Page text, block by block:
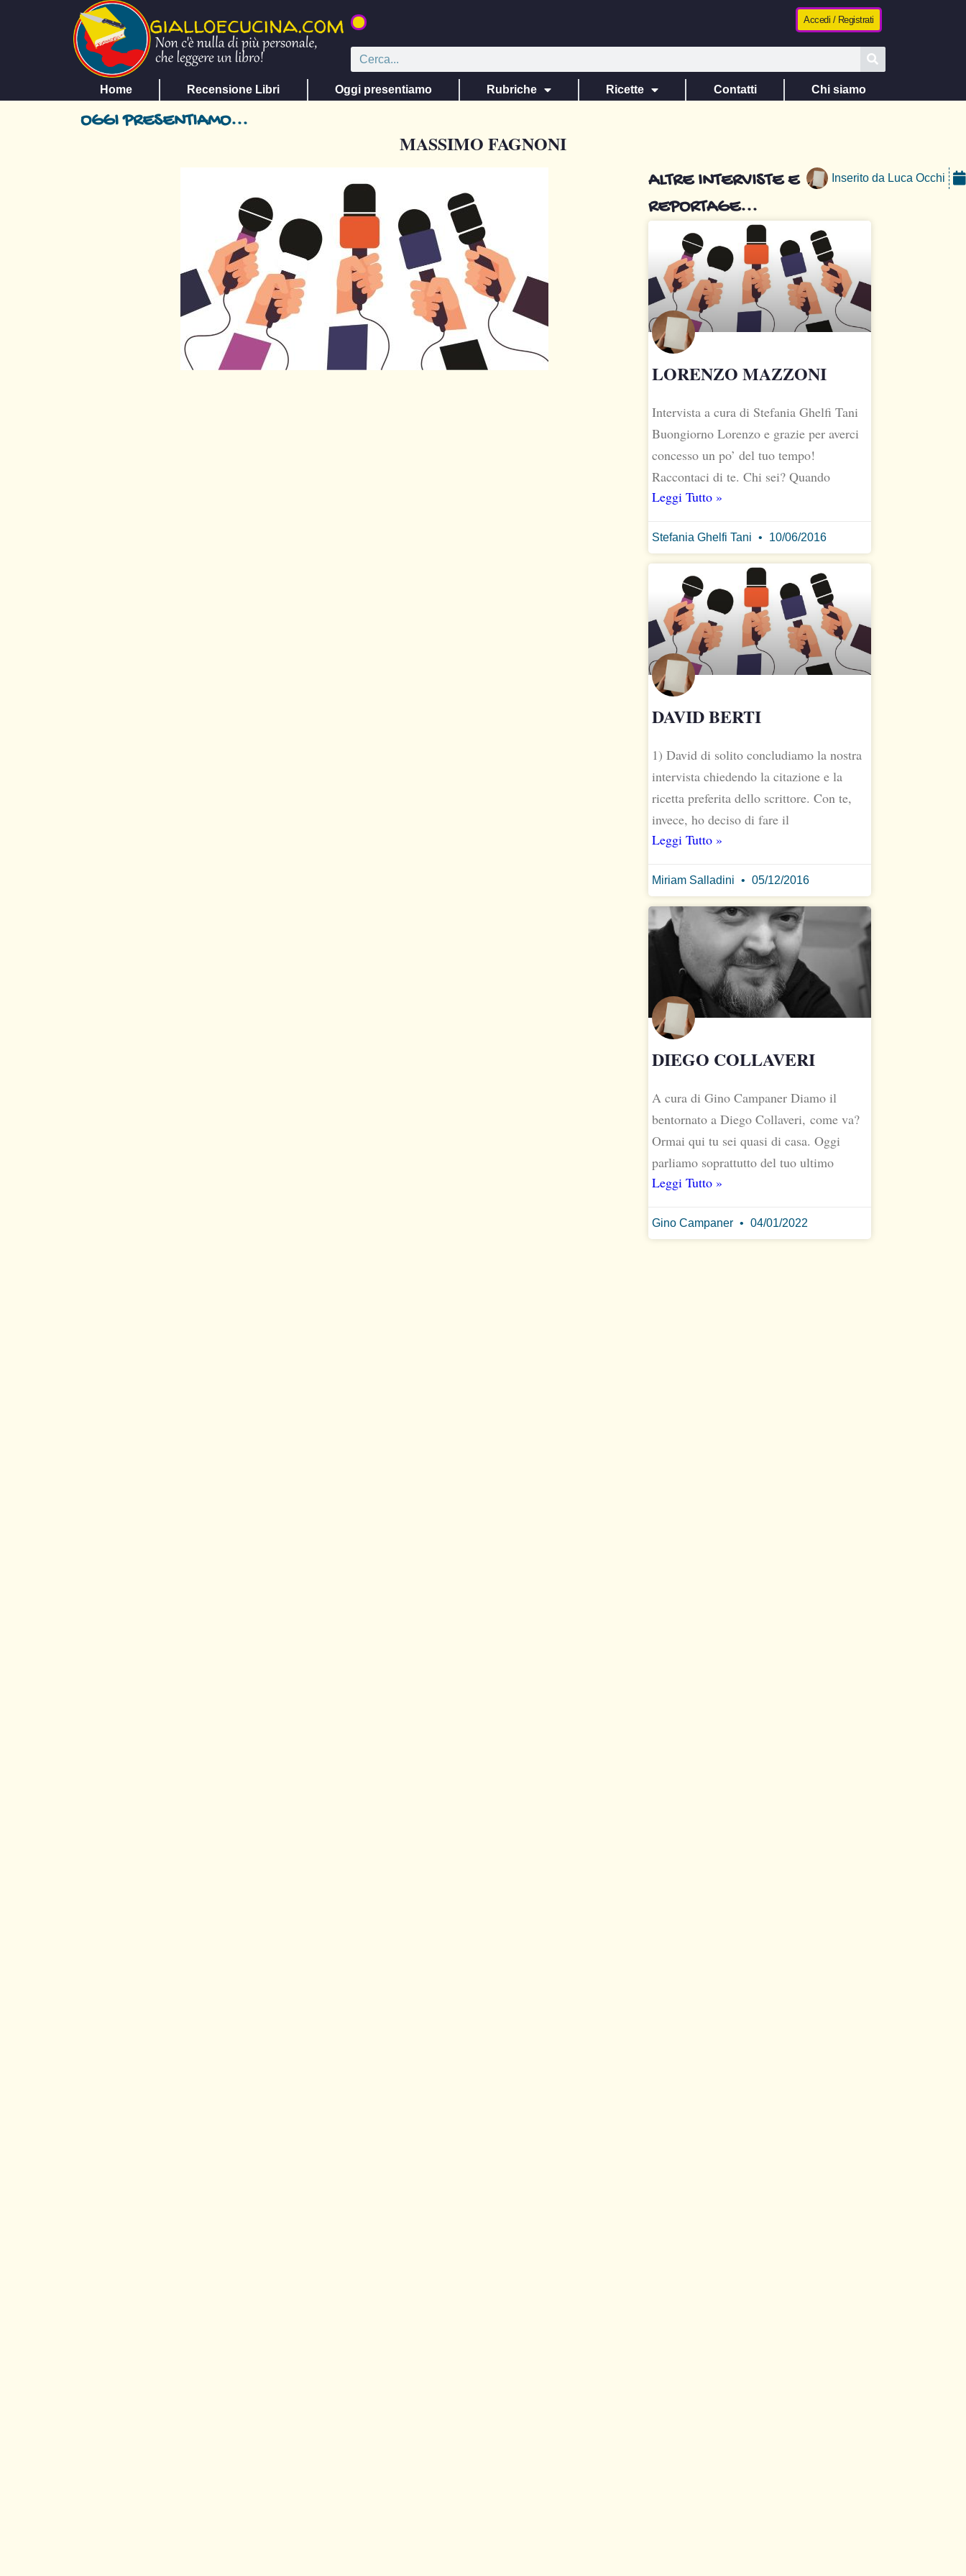
Accedi / Registrati
Home Recensione Libri Oggi presentiamo Rubriche Ricette Contatti Chi siamo
OGGI PRESENTIAMO...
MASSIMO FAGNONI
Inserito da Luca Occhi
ALTRE INTERVISTE E
REPORTAGE...
LORENZO MAZZONI
Intervista a cura di Stefania Ghelfi Tani
Buongiorno Lorenzo e grazie per averci
concesso un po’ del tuo tempo!
Raccontaci di te. Chi sei? Quando
Leggi Tutto »
Stefania Ghelfi Tani 10/06/2016
DAVID BERTI
1) David di solito concludiamo la nostra
intervista chiedendo la citazione e la
ricetta preferita dello scrittore. Con te,
invece, ho deciso di fare il
Leggi Tutto »
Miriam Salladini 05/12/2016
DIEGO COLLAVERI
A cura di Gino Campaner Diamo il
bentornato a Diego Collaveri, come va?
Ormai qui tu sei quasi di casa. Oggi
parliamo soprattutto del tuo ultimo
Leggi Tutto »
Gino Campaner 04/01/2022